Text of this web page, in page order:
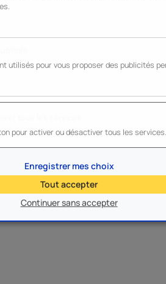
utilisés pour vous proposer des publicités
pour activer ou désactiver tous les services.
Continuer sans accepter
Enregistrer mes choix
Tout accepter